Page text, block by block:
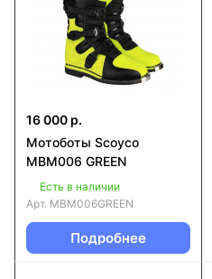
16 000 р.
Мотоботы Scoyco
MBM006 GREEN
Есть в наличии
Арт. MBM006GREEN
Подробнее